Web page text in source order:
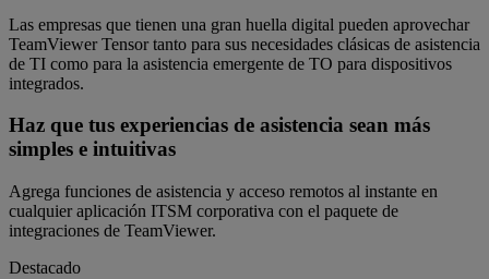
Las empresas que tienen una gran huella digital pueden aprovechar
TeamViewer Tensor tanto para sus necesidades clásicas de asistencia
de TI como para la asistencia emergente de TO para dispositivos
integrados.
Haz que tus experiencias de asistencia sean más
simples e intuitivas
Agrega funciones de asistencia y acceso remotos al instante en
cualquier aplicación ITSM corporativa con el paquete de
integraciones de TeamViewer.
Destacado